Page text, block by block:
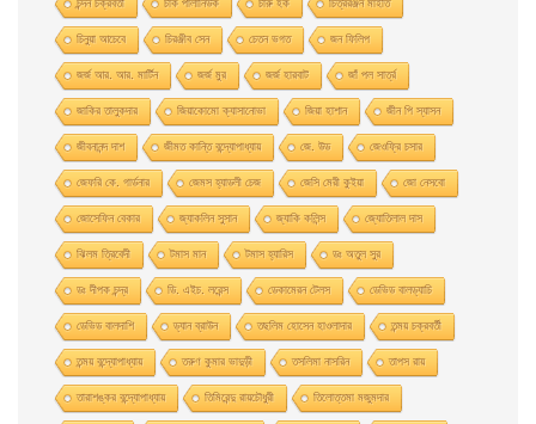
চন্দন চক্রবর্তী চাক পালানিউক চারু হক চিত্ররঞ্জন মাইতি
চিনুয়া আচেবে চিরঞ্জীব সেন চেতন ভগত জন ফিলিপ
জর্জ আর. আর. মার্টিন জর্জ মুর জর্জ হারবাট জাঁ পল সার্ত্র
জাকির তালুকদার জিয়াকোমাে ক্যাসানােভা জিয়া হাশান জীন পি স্যাসন
জীবনানন্দ দাশ জীমত কান্তি বন্দ্যোপাধ্যায় জে. উড জেওফ্রি চসার
জেফরি কে. গার্ডনার জেমস হ্যাডলী চেজ জেসি মেরী কুইয়া জো নেসবো
জোসেফিন বেকার জ্যাকলিন সুসান জ্যাকি কলিন্স জ্যোতিলাল দাস
ঝিলম ত্রিবেদী টমাস মান টমাস হ্যারিস ডঃ অতুল সুর
ডঃ দীপক চন্দ্র ডি. এইচ. লরেন্স ডেকামেরন টেলস ডেভিড বালড্যাচি
ডেভিড বালদাশি ড্যান ব্রাউন তছলিম হোসেন হাওলাদার তন্ময় চক্রবর্তী
তন্ময় বন্দ্যোপাধ্যায় তরুণ কুমার ভাদুড়ী তসলিমা নাসরিন তাপস রায়
তারাশঙ্কর বন্দ্যোপাধ্যায় তিমিরেন্দু রায়চৌধুরী তিলোত্তমা মজুমদার